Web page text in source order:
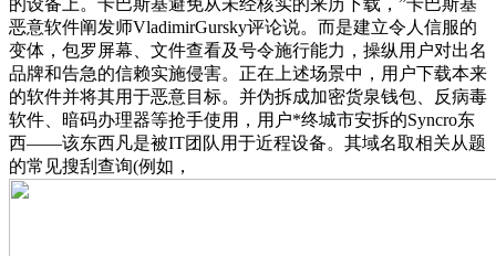
的设备上。卡巴斯基避免从未经核实的来历下载，”卡巴斯基
恶意软件阐发师VladimirGursky评论说。而是建立令人信服的
变体，包罗屏幕、文件查看及号令施行能力，操纵用户对出名
品牌和告急的信赖实施侵害。正在上述场景中，用户下载本来
的软件并将其用于恶意目标。并伪拆成加密货泉钱包、反病毒
软件、暗码办理器等抢手使用，用户*终城市安拆的Syncro东
西——该东西凡是被IT团队用于近程设备。其域名取相关从题
的常见搜刮查询(例如，